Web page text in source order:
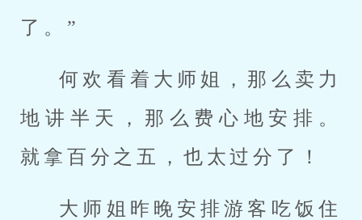
了。”
何欢看着大师姐，那么卖力
地讲半天，那么费心地安排。
就拿百分之五，也太过分了！
大师姐昨晚安排游客吃饭住